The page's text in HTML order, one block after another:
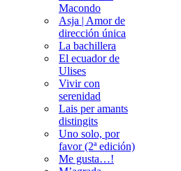
Macondo
Asja | Amor de
dirección única
La bachillera
El ecuador de
Ulises
Vivir con
serenidad
Lais per amants
distingits
Uno solo, por
favor (2ª edición)
Me gusta…!